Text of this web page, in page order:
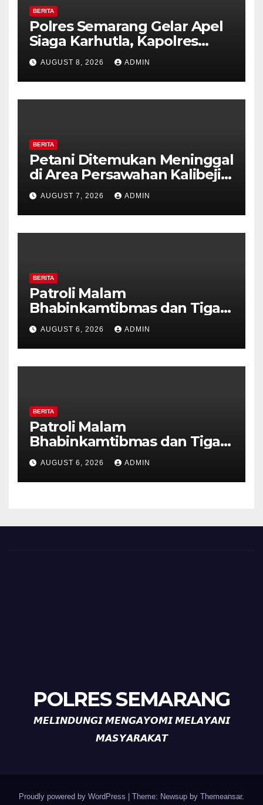
BERITA
Polres Semarang Gelar Apel
Siaga Karhutla, Kapolres
Tekankan Sinergi dan
Kesiapsiagaan Hadapi Musim
Kemarau.
AUGUST 8, 2026 ADMIN
BERITA
Petani Ditemukan Meninggal
di Area Persawahan Kalibeji,
Polisi Pastikan Tidak Ada
Tanda Kekerasan
AUGUST 7, 2026 ADMIN
BERITA
Patroli Malam
Bhabinkamtibmas dan Tiga
Pilar Kelurahan Ungaran
Perkuat Kamtibmas, Warga
Diajak Aktifkan Ronda
AUGUST 6, 2026 ADMIN
BERITA
Patroli Malam
Bhabinkamtibmas dan Tiga
Pilar Kelurahan Ungaran
Perkuat Kamtibmas, Warga
Diajak Aktifkan Ronda
AUGUST 6, 2026 ADMIN
POLRES SEMARANG
𝙈𝙀𝙇𝙄𝙉𝘿𝙐𝙉𝙂𝙄 𝙈𝙀𝙉𝙂𝘼𝙔𝙊𝙈𝙄 𝙈𝙀𝙇𝘼𝙔𝘼𝙉𝙄
𝙈𝘼𝙎𝙔𝘼𝙍𝘼𝙆𝘼𝙏
Proudly powered by WordPress Theme: Newsup by Themeansar.